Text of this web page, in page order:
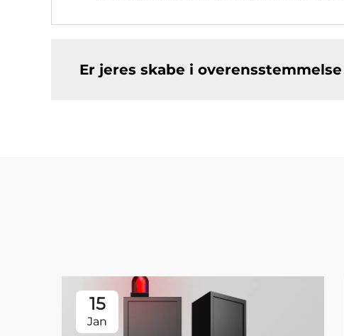
Er jeres skabe i
15
Jan